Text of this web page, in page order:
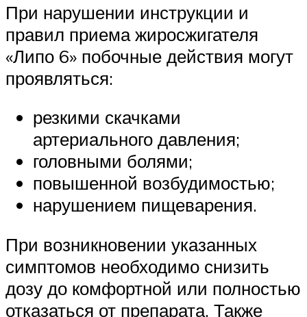
При нарушении инструкции и
правил приема жиросжигателя
«Липо 6» побочные действия могут
проявляться:
резкими скачками
артериального давления;
головными болями;
повышенной возбудимостью;
нарушением пищеварения.
При возникновении указанных
симптомов необходимо снизить
дозу до комфортной или полностью
отказаться от препарата. Также